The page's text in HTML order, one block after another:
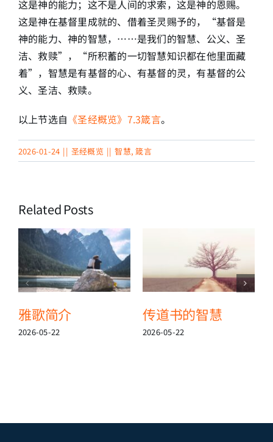
这是神的能力；这不是人间的求索，这是神的恩赐。
这是神在基督里成就的、借着圣灵赐予的，“基督是
神的能力、神的智慧，……是我们的智慧、公义、圣
洁、救赎”，“所积蓄的一切智慧知识都在他里面藏
着”，智慧是有基督的心、有基督的灵，有基督的公
义、圣洁、救赎。
以上节选自 《圣经概览》7.3箴言。
2026-01-24 || 圣经概览 || 智慧,箴言
Related Posts
雅歌简介
2026-05-22
传道书的智慧
2026-05-22